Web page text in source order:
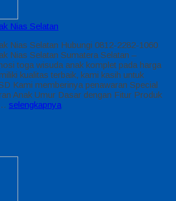
Nias Selatan
Nias Selatan Hubungi 0812-2282-1060
Nias Selatan Sumatera Selatan –
toga wisuda anak komplet pada harga
kualitas terbaik, kami kasih untuk
Kami memberinya penawaran Special
Anak Umur Dasar dengan Fitur Produk
selengkapnya